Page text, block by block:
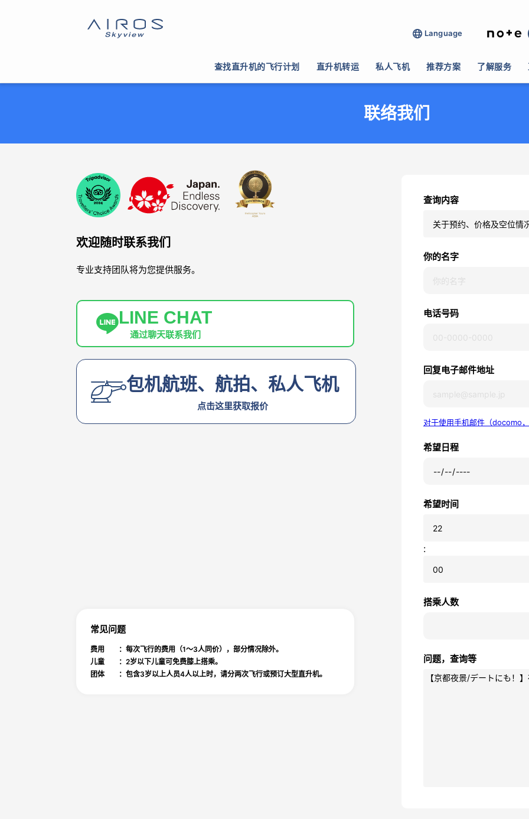
Language
查找直升机的飞行计划 直升机转运 私人飞机 推荐方案 了解服务
联络我们
欢迎随时联系我们
专业支持团队将为您提供服务。
LINE CHAT
通过聊天联系我们
包机航班、航拍、私人飞机
点击这里获取报价
查询内容
你的名字
电话号码
回复电子邮件地址
对于使用手机邮件（docomo
希望日程
希望时间
:
搭乘人数
问题，查询等
常见问题
费用 ：每次飞行的费用（1～3人同价），部分情况除外。
儿童 ：2岁以下儿童可免费膝上搭乘。
团体 ：包含3岁以上人员4人以上时，请分两次飞行或预订大型直升机。